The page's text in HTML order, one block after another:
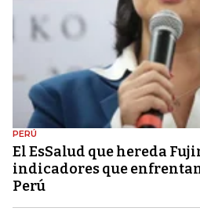
PERÚ
El EsSalud que hereda
indicadores que
Perú